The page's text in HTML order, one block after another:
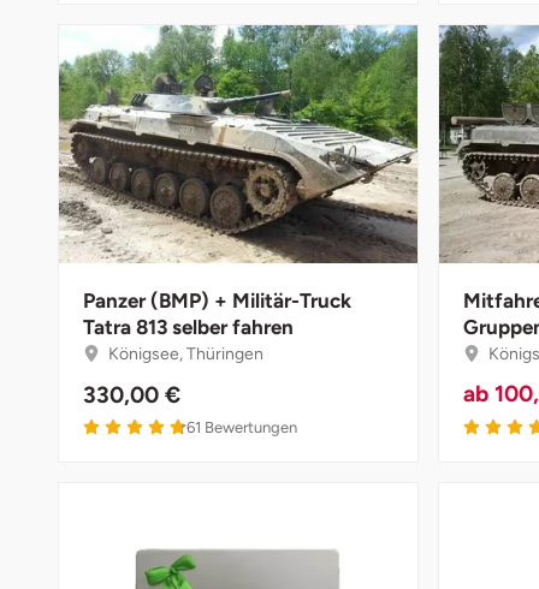
Panzer (BMP) + Militär-Truck
Tatra 813 selber fahren
Königsee, Thüringen
330,00 €
4.7 von 5
61 Bewertungen
ab
Coburg
Cottbus
Darmstadt
Deggendorf
Dessau
Dietzenbach
Dingolfing
Strausberg (Berlin/Brandenburg)
Sömmerda
Weimar
sächsische Schweiz
Witterda